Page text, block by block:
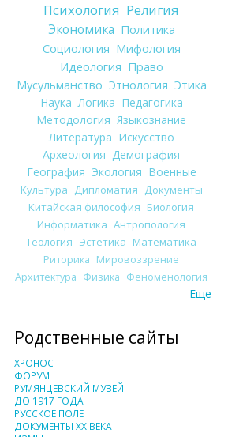
Психология Религия
Экономика Политика
Социология Мифология
Идеология Право
Мусульманство Этнология Этика
Наука Логика Педагогика
Методология Языкознание
Литература Искусство
Археология Демография
География Экология Военные
Культура Дипломатия Документы
Китайская философия Биология
Информатика Антропология
Теология Эстетика Математика
Риторика Мировоззрение
Архитектура Физика Феноменология
Еще
Родственные сайты
ХРОНОС
ФОРУМ
РУМЯНЦЕВСКИЙ МУЗЕЙ
ДО 1917 ГОДА
РУССКОЕ ПОЛЕ
ДОКУМЕНТЫ XX ВЕКА